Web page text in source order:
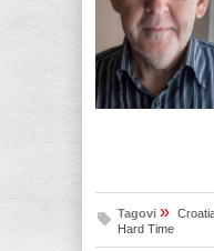
Tagovi »
Hard Time